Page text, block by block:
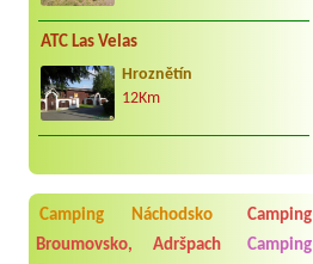
ATC Las Velas
Hroznětín
12Km
Camping Náchodsko
Camping
Broumovsko, Adršpach
Camping